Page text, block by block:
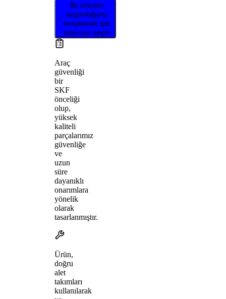
Bu ürünün
uygunluğunu
onaylamak için
aracınızı seçin
Araç
güvenliği
bir
SKF
önceliği
olup,
yüksek
kaliteli
parçalarımız
güvenliğe
ve
uzun
süre
dayanıklı
onarımlara
yönelik
olarak
tasarlanmıştır.
Ürün,
doğru
alet
takımları
kullanılarak